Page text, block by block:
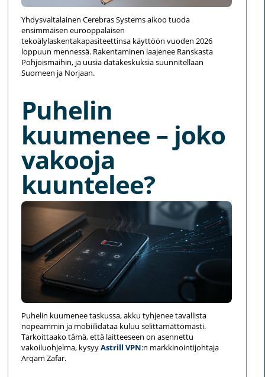
Yhdysvaltalainen Cerebras Systems aikoo tuoda
ensimmäisen eurooppalaisen
tekoälylaskentakapasiteettinsa käyttöön vuoden 2026
loppuun mennessä. Rakentaminen laajenee Ranskasta
Pohjoismaihin, ja uusia datakeskuksia suunnitellaan
Suomeen ja Norjaan.
Puhelin
kuumenee – joko
vakooja
kuuntelee?
Puhelin kuumenee taskussa, akku tyhjenee tavallista
nopeammin ja mobiilidataa kuluu selittämättömästi.
Tarkoittaako tämä, että laitteeseen on asennettu
vakoiluohjelma, kysyyAstrill VPN:n markkinointijohtaja
Arqam Zafar.